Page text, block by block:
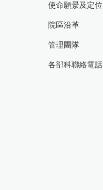
使命願景及定位
院區沿革
管理團隊
各部科聯絡電話